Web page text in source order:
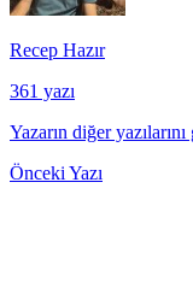
Recep Hazır
361 yazı
Yazarın diğer
Önceki Yazı